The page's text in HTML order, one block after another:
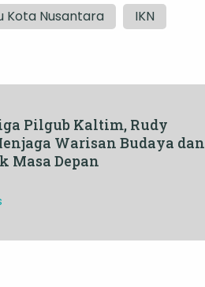
Kota Nusantara IKN
Pilgub Kaltim, Rudy
Warisan Budaya dan
Masa Depan